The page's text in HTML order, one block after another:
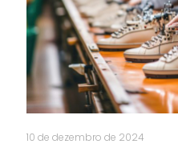
10 de dezembro de 2024